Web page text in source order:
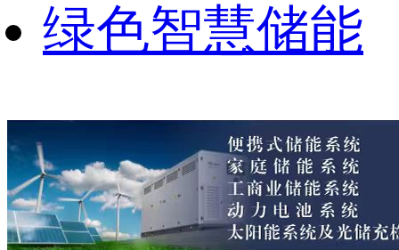
绿色智慧储能